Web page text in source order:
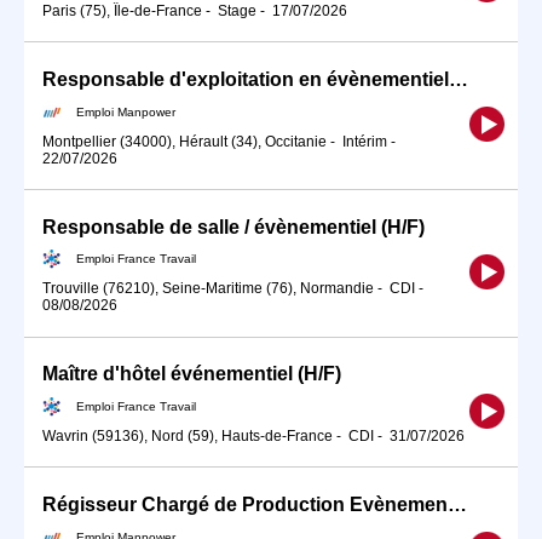
Paris (75), Île-de-France - Stage - 17/07/2026
Responsable d'exploitation en évènementiel (H/F)
Emploi Manpower
Montpellier (34000), Hérault (34), Occitanie - Intérim -
22/07/2026
Responsable de salle / évènementiel (H/F)
Emploi France Travail
Trouville (76210), Seine-Maritime (76), Normandie - CDI -
08/08/2026
Maître d'hôtel événementiel (H/F)
Emploi France Travail
Wavrin (59136), Nord (59), Hauts-de-France - CDI - 31/07/2026
Régisseur Chargé de Production Evènementiel (H/F)